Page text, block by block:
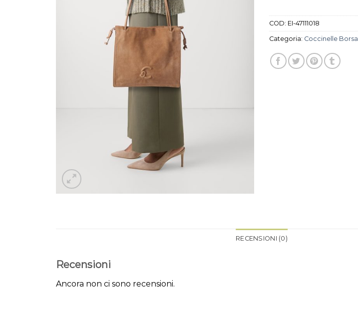
COD: EI-47111018
Categoria: Coccinelle Borsa
RECENSIONI (0)
Recensioni
Ancora non ci sono recensioni.